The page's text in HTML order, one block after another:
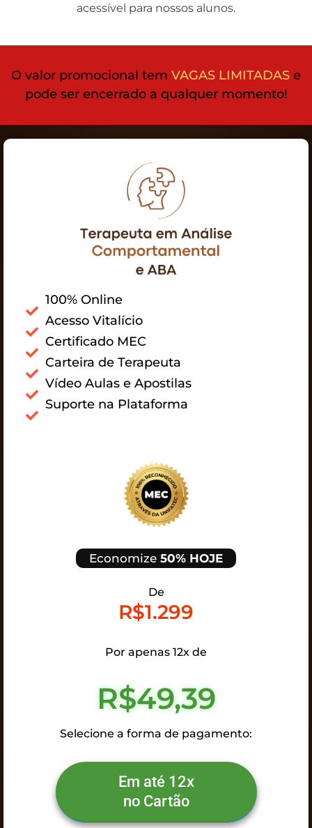
acessível para nossos alunos.
O valor promocional tem VAGAS LIMITADAS e
pode ser encerrado a qualquer momento!
100% Online
Acesso Vitalício
Certificado MEC
Carteira de Terapeuta
Vídeo Aulas e Apostilas
Suporte na Plataforma
Economize 50% HOJE
De
R$1.299
Por apenas 12x de
R$49,39
Selecione a forma de pagamento:
Em até 12x
no Cartão